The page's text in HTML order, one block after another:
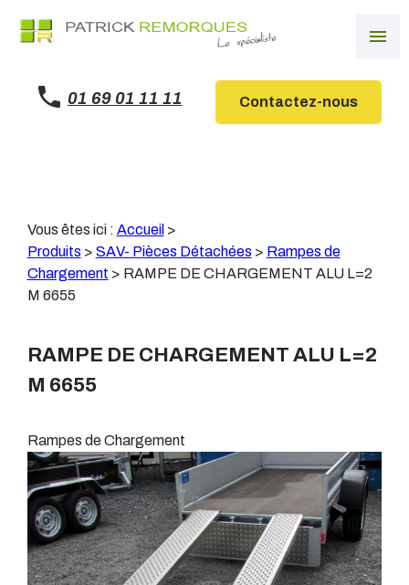
menu
01 69 01 11 11 Contactez-nous
Vous êtes ici : Accueil >
Produits > SAV- Pièces Détachées > Rampes de
Chargement > RAMPE DE CHARGEMENT ALU L=2
M 6655
RAMPE DE CHARGEMENT ALU L=2
M 6655
Rampes de Chargement